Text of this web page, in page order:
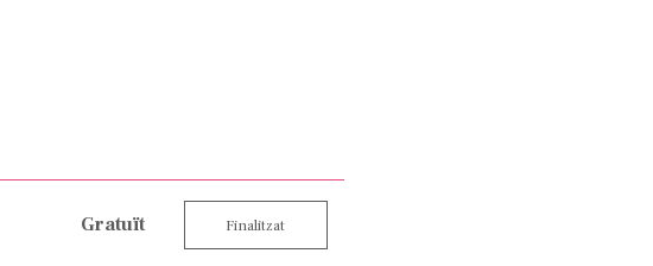
Gratuït Finalitzat